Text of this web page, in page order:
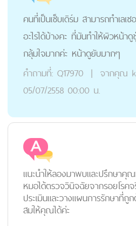
คนที่เป็นเซ็บเดิร์ม สามารถทำเลเ
อะไรได้บ้างคะ ที่มันทำให้ผิวหน้า
กลุ้มใจมากค่ะ หน้าดูยับมากๆ
คำถามที่: Q17970 | จากคุณ
05/07/2558 00:00 น.
แนะนำให้ลองมาพบและปรึกษา
หมอได้ตรวจวินิจฉัยจากรอยโร
ประเมินและวางแผนการรักษาที่ถูก
สมให้คุณได้ค่ะ